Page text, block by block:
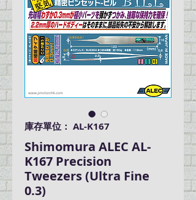
庫存單位： AL-K167
Shimomura ALEC AL-
K167 Precision
Tweezers (Ultra Fine
0.3)